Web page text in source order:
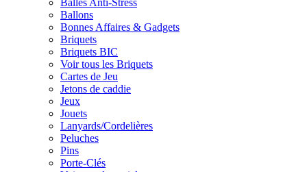
Balles Anti-Stress
Ballons
Bonnes Affaires & Gadgets
Briquets
Briquets BIC
Voir tous les Briquets
Cartes de Jeu
Jetons de caddie
Jeux
Jouets
Lanyards/Cordelières
Peluches
Pins
Porte-Clés